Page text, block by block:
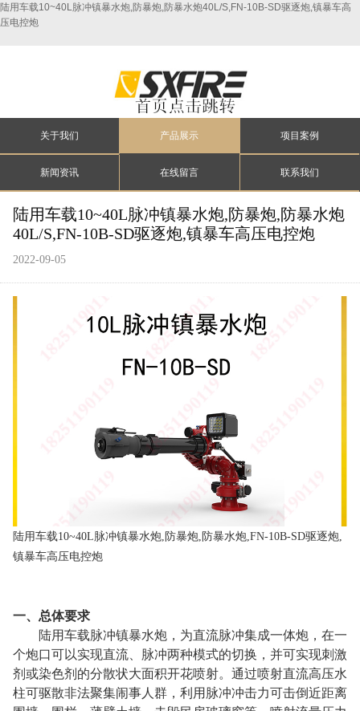
陆用车载10~40L脉冲镇暴水炮,防暴炮,防暴水炮40L/S,FN-10B-SD驱逐炮,镇暴车高
压电控炮
关于我们 产品展示 项目案例
新闻资讯 在线留言 联系我们
陆用车载10~40L脉冲镇暴水炮,防暴炮,防暴水炮
40L/S,FN-10B-SD驱逐炮,镇暴车高压电控炮
2022-09-05
陆用车载10~40L脉冲镇暴水炮,防暴炮,防暴水炮,FN-10B-SD驱逐炮,
镇暴车高压电控炮
一、总体要求
陆用车载脉冲镇暴水炮， 为直流脉冲集成一体炮，在一
个炮口可以实现直流、脉冲两种模式的切换，并可实现刺激
剂或染色剂的分散状大面积开花喷射。通过喷射直流高压水
柱可驱散非法聚集闹事人群，利用脉冲冲击力可击倒近距离